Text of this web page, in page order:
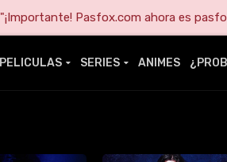
"¡Importante! Pasfox.com ahora es
PELICULAS SERIES ANIMES